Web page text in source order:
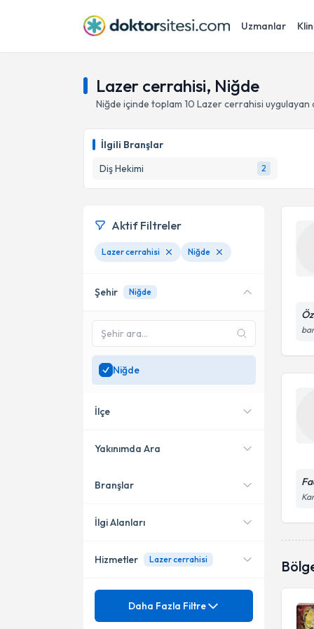
Uzmanlar
Lazer cerrahisi, Niğde
Niğde içinde toplam 10 Lazer cerrahisi uygulayan
İlgili Branşlar
Diş Hekimi
2
Aktif Filtreler
Lazer cerrahisi Niğde
Şehir Niğde
Niğde
İlçe
Bor
Merkez
Yakınımda Ara
Konumuma yakın uzmanları
Branşlar
Diş Hekimi
İlgi Alanları
Ağız Hastalıkları
Hizmetler Lazer cerrahisi
Mezuniyet
Daha Fazla Filtre